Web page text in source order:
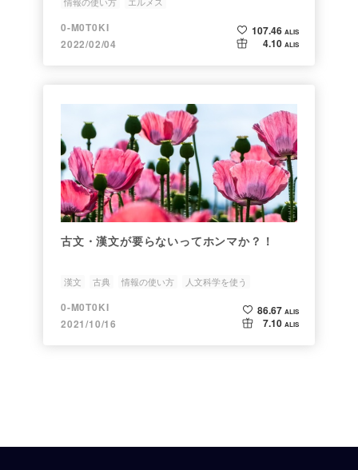
0-M0T0KI
2022/02/04
107.46 ALIS
4.10 ALIS
古文・漢文が要らないってホンマか？！
漢文 古典 情報の使い方 人文科学を使う
0-M0T0KI
2021/10/16
86.67 ALIS
7.10 ALIS